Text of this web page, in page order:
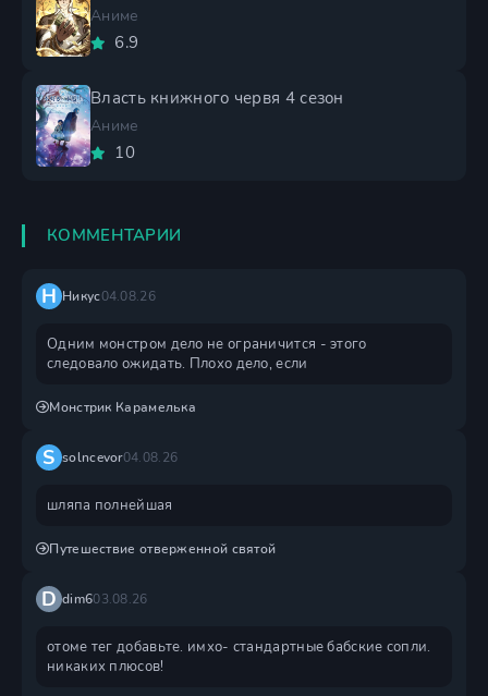
Аниме
6.9
Власть книжного червя 4 сезон
Аниме
10
КОММЕНТАРИИ
Н Никус04.08.26
Одним монстром дело не ограничится - этого
следовало ожидать. Плохо дело, если
Монстрик Карамелька
S solncevor04.08.26
шляпа полнейшая
Путешествие отверженной святой
D dim603.08.26
отоме тег добавьте. имхо- стандартные бабские сопли.
никаких плюсов!